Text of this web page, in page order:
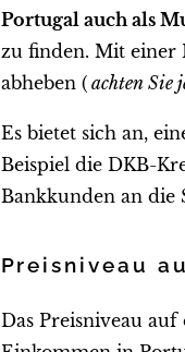
Portugal auch als
zu finden. Mit einer
abheben (achten Sie
Es bietet sich an,
Beispiel die DKB-
Bankkunden an die
Preisniveau
Das Preisniveau